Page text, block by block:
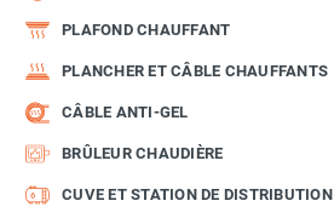
PLAFOND CHAUFFANT
PLANCHER ET CÂBLE CHAUFFANTS
CÂBLE ANTI-GEL
BRÛLEUR CHAUDIÈRE
CUVE ET STATION DE DISTRIBUTION